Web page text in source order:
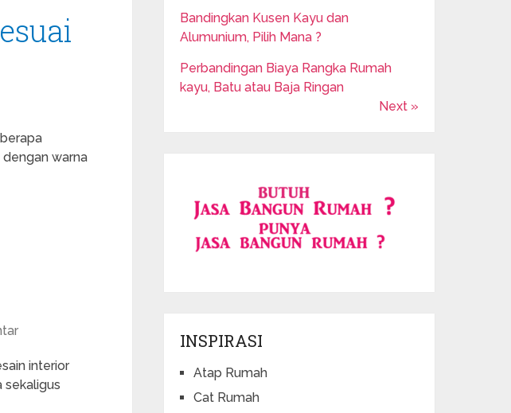
warna
interior
sekaligus
Bandingkan Kusen Kayu dan
Alumunium, Pilih Mana ?
Perbandingan Biaya Rangka Rumah
kayu, Batu atau Baja Ringan
Next »
INSPIRASI
Atap Rumah
Cat Rumah